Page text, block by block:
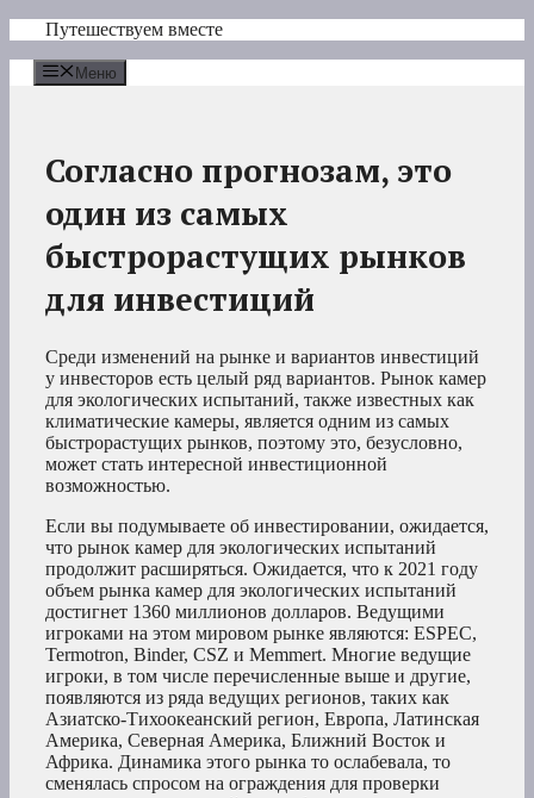
Перейти
содержимому
Путешествуем вместе
Меню
Согласно прогнозам, это
один из самых
быстрорастущих рынков
для инвестиций
Среди изменений на рынке и вариантов инвестиций
у инвесторов есть целый ряд вариантов. Рынок камер
для экологических испытаний, также известных как
климатические камеры, является одним из самых
быстрорастущих рынков, поэтому это, безусловно,
может стать интересной инвестиционной
возможностью.
Если вы подумываете об инвестировании, ожидается,
что рынок камер для экологических испытаний
продолжит расширяться. Ожидается, что к 2021 году
объем рынка камер для экологических испытаний
достигнет 1360 миллионов долларов. Ведущими
игроками на этом мировом рынке являются: ESPEC,
Termotron, Binder, CSZ и Memmert. Многие ведущие
игроки, в том числе перечисленные выше и другие,
появляются из ряда ведущих регионов, таких как
Азиатско-Тихоокеанский регион, Европа, Латинская
Америка, Северная Америка, Ближний Восток и
Африка. Динамика этого рынка то ослабевала, то
сменялась спросом на ограждения для проверки